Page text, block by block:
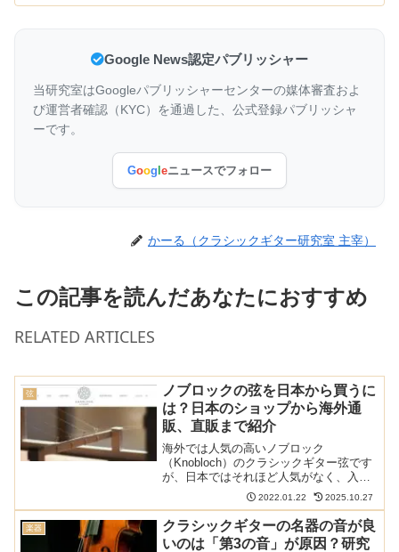
Google News認定パブリッシャー
当研究室はGoogleパブリッシャーセンターの媒体審査およ
び運営者確認（KYC）を通過した、公式登録パブリッシャ
ーです。
Goog eニュースでフォロー
かーる（クラシックギター研究室 主宰）
この記事を読んだあなたにおすすめ
RELATED ARTICLES
弦
ノブロックの弦を日本から買うに
は？日本のショップから海外通
販、直販まで紹介
海外では人気の高いノブロック
（Knobloch）のクラシックギター弦です
が、日本ではそれほど人気がなく、入手
経路が限られています。この記事ではそ
んなノブロックの弦を日本にいながら買
うための方法を紹介します。以下の記事
で本ブログの弦のレビュー...
2022.01.22 2025.10.27
楽器
クラシックギターの名器の音が良
いのは「第3の音」が原因？研究